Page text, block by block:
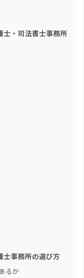
士・司法書士事務所
士事務所の選び方
るか